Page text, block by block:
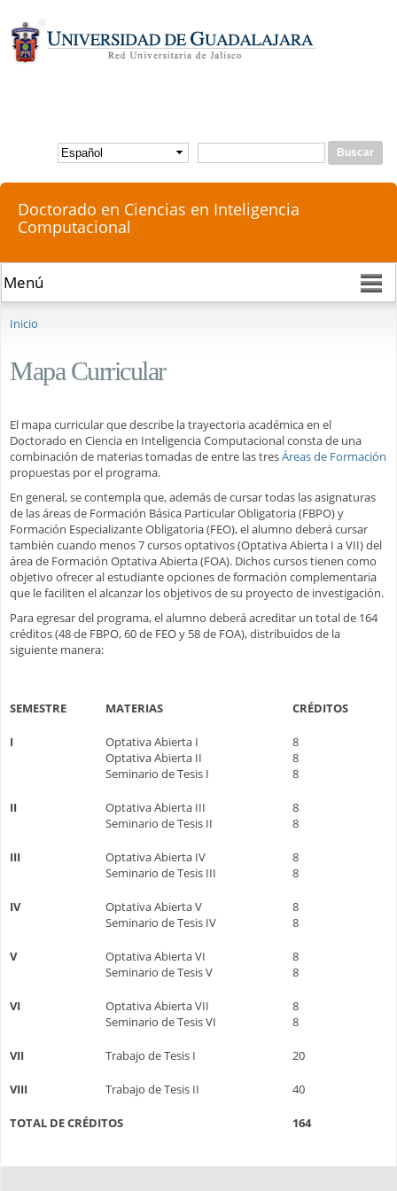
principal
Formulario de búsqueda
Buscar
Doctorado en Ciencias en Inteligencia
Computacional
Inicio
Mapa Curricular
El mapa curricular que describe la trayectoria académica en el
Doctorado en Ciencia en Inteligencia Computacional consta de una
combinación de materias tomadas de entre las tresÁreas de Formación
propuestas por el programa.
En general, se contempla que, además de cursar todas las asignaturas
de las áreas de Formación Básica Particular Obligatoria (FBPO) y
Formación Especializante Obligatoria (FEO), el alumno deberá cursar
también cuando menos 7 cursos optativos (Optativa Abierta I a VII) del
área de Formación Optativa Abierta (FOA). Dichos cursos tienen como
objetivo ofrecer al estudiante opciones de formación complementaria
que le faciliten el alcanzar los objetivos de su proyecto de investigación.
Para egresar del programa, el alumno deberá acreditar un total de 164
créditos (48 de FBPO, 60 de FEO y 58 de FOA), distribuidos de la
siguiente manera:
SEMESTRE MATERIAS CRÉDITOS
I
Optativa Abierta I
Optativa Abierta II
Seminario de Tesis I
8
8
8
II
Optativa Abierta III
Seminario de Tesis II
8
8
III
Optativa Abierta IV
Seminario de Tesis III
8
8
IV
Optativa Abierta V
Seminario de Tesis IV
8
8
V
Optativa Abierta VI
Seminario de Tesis V
8
8
VI
Optativa Abierta VII
Seminario de Tesis VI
8
8
VII Trabajo de Tesis I 20
VIII Trabajo de Tesis II 40
TOTAL DE CRÉDITOS 164